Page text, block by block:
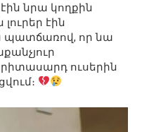
նրա կողքին
էին
պատճառով, որ նա
ուսերին